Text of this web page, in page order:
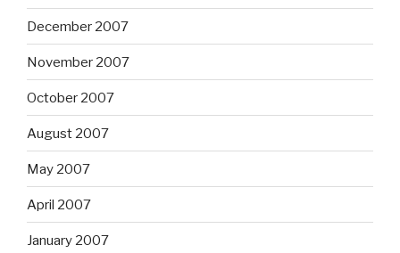
December 2007
November 2007
October 2007
August 2007
May 2007
April 2007
January 2007